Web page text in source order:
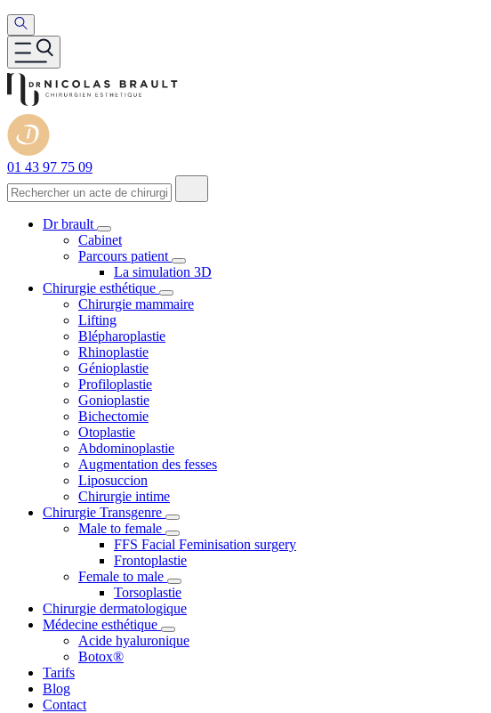
01 43 97 75 09
Dr brault
Cabinet
Parcours patient
La simulation 3D
Chirurgie esthétique
Chirurgie mammaire
Lifting
Blépharoplastie
Rhinoplastie
Génioplastie
Profiloplastie
Gonioplastie
Bichectomie
Otoplastie
Abdominoplastie
Augmentation des fesses
Liposuccion
Chirurgie intime
Chirurgie Transgenre
Male to female
FFS Facial Feminisation surgery
Frontoplastie
Female to male
Torsoplastie
Chirurgie dermatologique
Médecine esthétique
Acide hyaluronique
Botox®
Tarifs
Blog
Contact